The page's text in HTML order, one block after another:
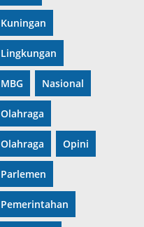
Kuningan
Lingkungan
MBG Nasional
Olahraga
Olahraga Opini
Parlemen
Pemerintahan